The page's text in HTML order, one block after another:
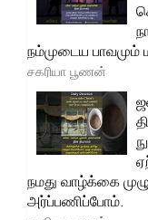
நம்முடைய பாவமும்
சகரியா பூணன்
நமது வாழ்க்கை
அர்ப்பணிப்போம்.